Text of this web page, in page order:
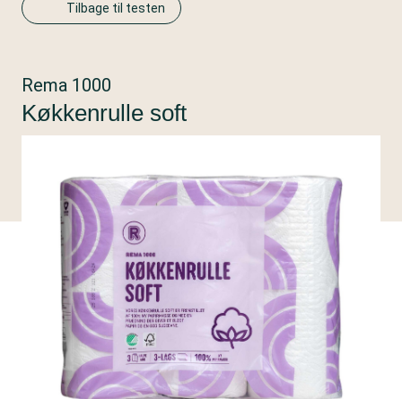
Tilbage til testen
Rema 1000
Køkkenrulle soft